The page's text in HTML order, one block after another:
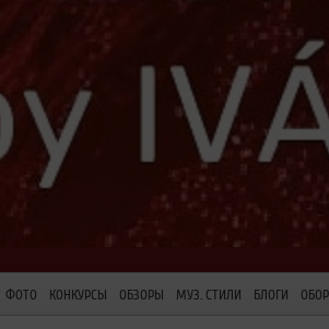
ФОТО КОНКУРСЫ ОБЗОРЫ МУЗ. СТИЛИ БЛОГИ